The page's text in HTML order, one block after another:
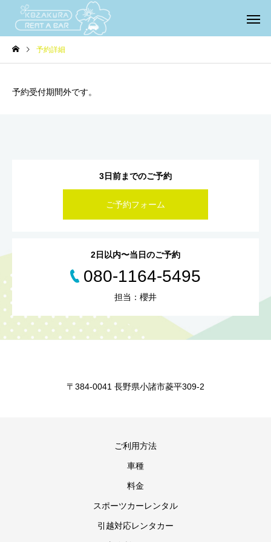
予約詳細
予約受付期間外です。
3日前までのご予約
ご予約フォーム
2日以内〜当日のご予約
080-1164-5495
担当：櫻井
〒384-0041 長野県小諸市菱平309-2
ご利用方法
車種
料金
スポーツカーレンタル
引越対応レンタカー